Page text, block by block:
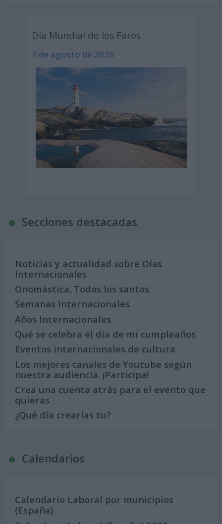
Día Mundial de los Faros
7 de agosto de 2026
Secciones destacadas
Noticias y actualidad sobre Días
Internacionales
Onomástica. Todos los santos
Semanas Internacionales
Años Internacionales
Qué se celebra el día de mi cumpleaños
Eventos internacionales de cultura
Los mejores canales de Youtube según
nuestra audiencia. ¡Participa!
Crea una cuenta atrás para el evento que
quieras
¿Qué día crearías tu?
Calendarios
Calendario Laboral por municipios
(España)